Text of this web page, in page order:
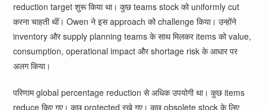
reduction target शुरू किया था। कुछ teams stock को uniformly cut
करना चाहती थीं। Owen ने इस approach को challenge किया। उन्होंने
inventory और supply planning teams के साथ मिलकर items को value,
consumption, operational impact और shortage risk के आधार पर
अलग किया।
परिणाम global percentage reduction से अधिक उपयोगी था। कुछ items
reduce किए गए। कुछ protected रखे गए। कुछ obsolete stock के लिए